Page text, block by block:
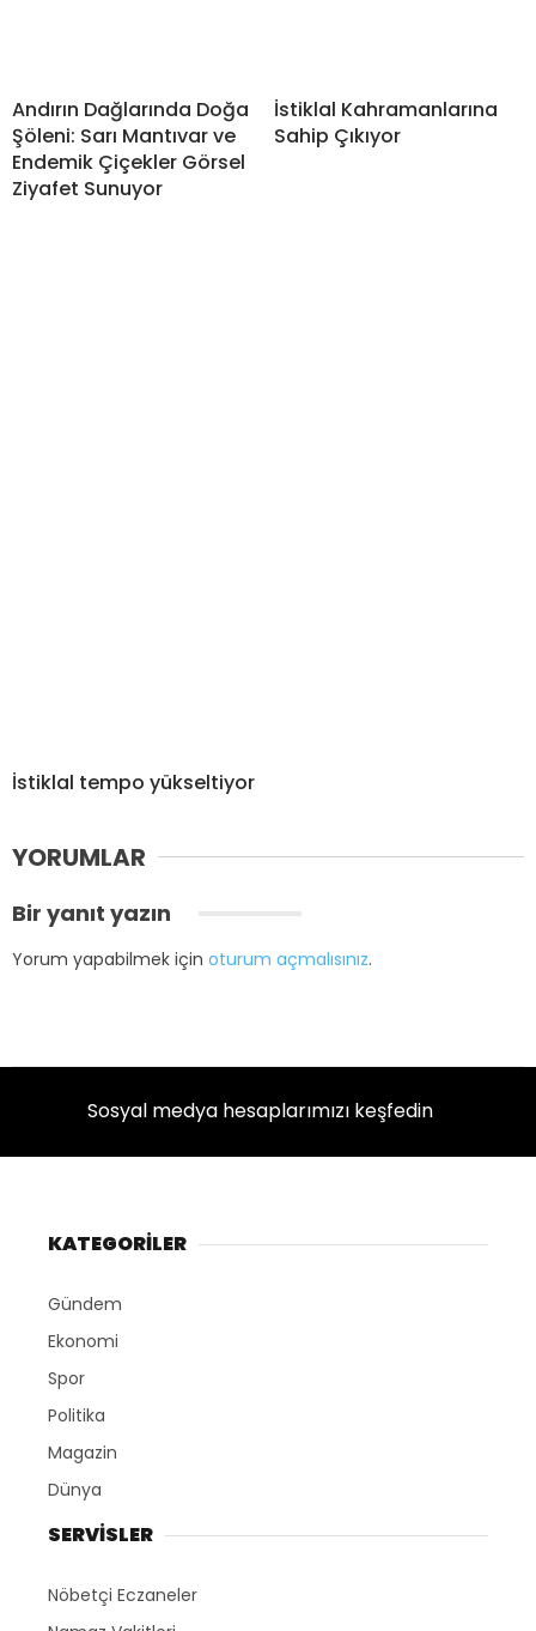
Andırın Dağlarında Doğa
Şöleni: Sarı Mantıvar ve
Endemik Çiçekler Görsel
Ziyafet Sunuyor
İstiklal Kahramanlarına
Sahip Çıkıyor
İstiklal tempo yükseltiyor
YORUMLAR
Bir yanıt yazın
Yorum yapabilmek için oturum açmalısınız.
Sosyal medya hesaplarımızı keşfedin
KATEGORİLER
Gündem
Ekonomi
Spor
Politika
Magazin
Dünya
SERVİSLER
Nöbetçi Eczaneler